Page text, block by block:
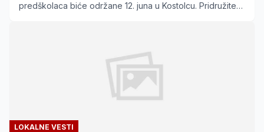
predškolaca biće održane 12. juna u Kostolcu. Pridružite
LOKALNE VESTI